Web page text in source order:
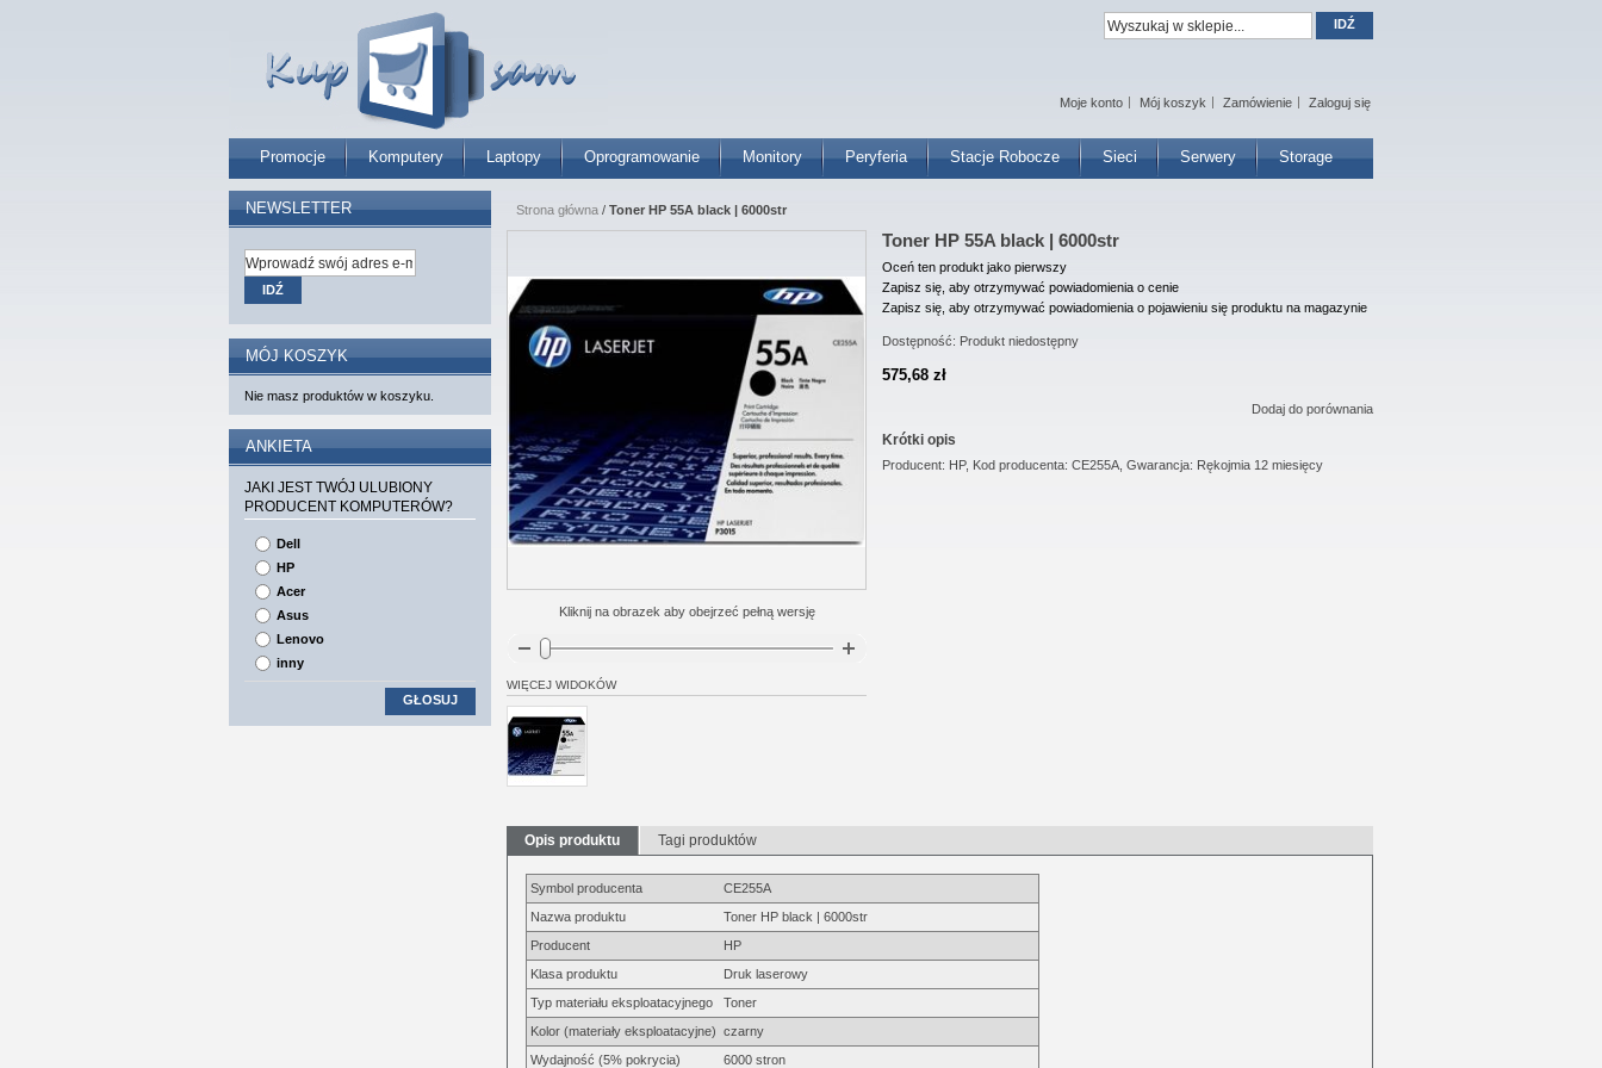
Promocje Komputery Laptopy Oprogramowanie Monitory Peryferia Stacje Robocze Sieci Serwery Storage
Moje konto Mój koszyk Zamówienie Zaloguj się
IDŹ
Strona główna / Toner HP 55A black | 6000str
Toner HP 55A black | 6000str
Oceń ten produkt jako pierwszy
Zapisz się, aby otrzymywać powiadomienia o cenie
Zapisz się, aby otrzymywać powiadomienia o pojawieniu się produktu na magazynie
Dostępność: Produkt niedostępny
575,68 zł
Dodaj do porównania
Krótki opis
Producent: HP, Kod producenta: CE255A, Gwarancja: Rękojmia 12 miesięcy
Kliknij na obrazek aby obejrzeć pełną wersję
WIĘCEJ WIDOKÓW
Opis produktu Tagi produktów
Symbol producenta
CE255A
Nazwa produktu
Toner HP black | 6000str
Producent
HP
Klasa produktu
Druk laserowy
Typ materiału eksploatacyjnego
Toner
Kolor (materiały eksploatacyjne) czarny
Wydajność (5% pokrycia)
6000 stron
NEWSLETTER
IDŹ
MÓJ KOSZYK
Nie masz produktów w koszyku.
ANKIETA
JAKI JEST TWÓJ ULUBIONY
PRODUCENT KOMPUTERÓW?
Dell
HP
Acer
Asus
Lenovo
inny
GŁOSUJ